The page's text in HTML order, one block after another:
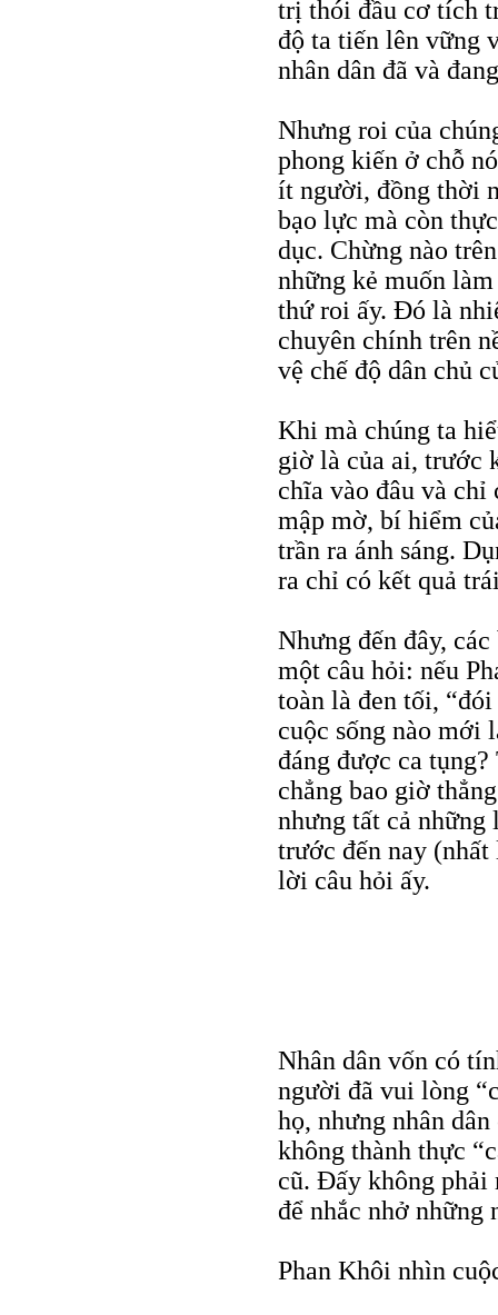
trị thói đầu cơ tích
độ ta tiến lên vững
nhân dân đã và
Nhưng roi của
phong kiến ở chỗ
ít người, đồng thời
bạo lực mà còn
dục. Chừng nào
những kẻ muốn
thứ roi ấy. Đó là
chuyên chính trên
vệ chế độ dân chủ
Khi mà chúng ta
giờ là của ai, trước
chĩa vào đâu và
mập mờ, bí hiểm
trần ra ánh sáng.
ra chỉ có kết quả
Nhưng đến đây,
một câu hỏi: nếu
toàn là đen tối,
cuộc sống nào mới
đáng được ca
chẳng bao giờ
nhưng tất cả
trước đến nay
lời câu hỏi ấy.
Nhân dân vốn có
người đã vui lòng
họ, nhưng nhân
không thành thực
cũ. Đấy không phải
để nhắc nhở những
Phan Khôi nhìn